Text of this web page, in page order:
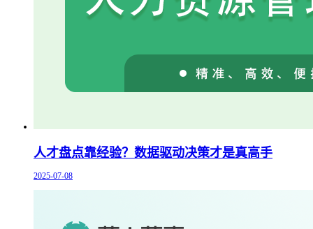
人才盘点靠经验？数据驱动决策才是真高手
2025-07-08